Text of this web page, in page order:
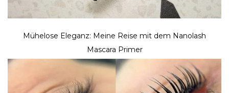
Mühelose Eleganz: Meine Reise mit dem Nanolash
Mascara Primer